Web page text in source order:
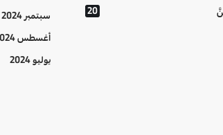
20 سبتمبر 2024
أغسطس 2024
يوليو 2024